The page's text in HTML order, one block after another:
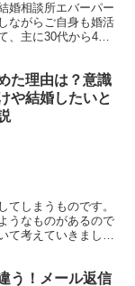
婚相談所エバーパー
ながらご自身も婚活
、主に30代から40
た理由は？意識
や結婚したいと
てしまうものです。
うなものがあるので
て考えていきましょ
う！メール返信